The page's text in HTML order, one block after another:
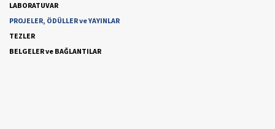
LABORATUVAR
PROJELER, ÖDÜLLER ve YAYINLAR
TEZLER
BELGELER ve BAĞLANTILAR